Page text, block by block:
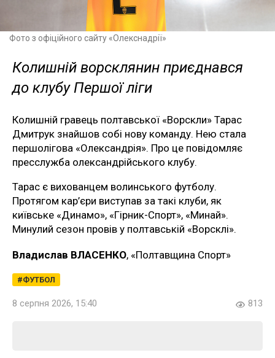
Фото з офіційного сайту «Олекснадрії»
Колишній ворсклянин приєднався
до клубу Першої ліги
Колишній гравець полтавської «Ворскли» Тарас
Дмитрук знайшов собі нову команду. Нею стала
першолігова «Олександрія». Про це повідомляє
пресслужба олександрійського клубу.
Тарас є вихованцем волинського футболу.
Протягом кар’єри виступав за такі клуби, як
київське «Динамо», «Гірник-Спорт», «Минай».
Минулий сезон провів у полтавській «Ворсклі».
Владислав ВЛАСЕНКО, «Полтавщина Спорт»
ФУТБОЛ
8 серпня 2026, 15:40 813